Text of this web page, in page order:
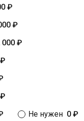
₽
₽
000 ₽
Не нужен 0 ₽